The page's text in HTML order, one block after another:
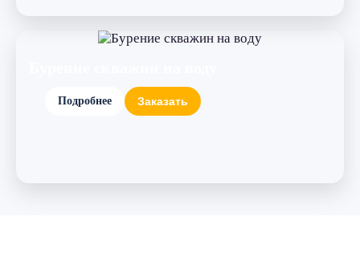
Подробнее Заказать